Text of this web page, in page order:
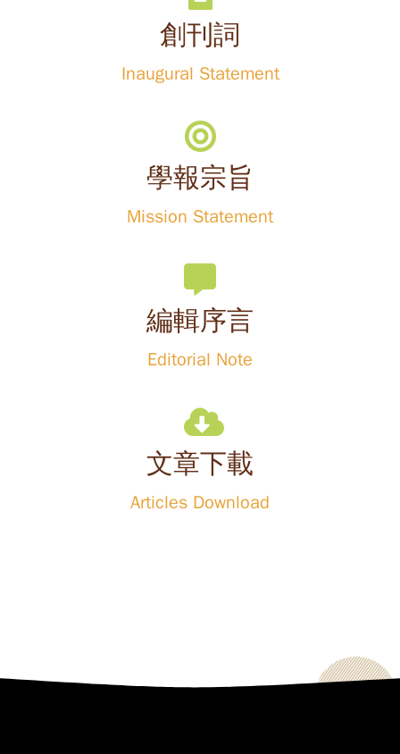
創刊詞
Inaugural Statement
學報宗旨
Mission Statement
編輯序言
Editorial Note
文章下載
Articles Download